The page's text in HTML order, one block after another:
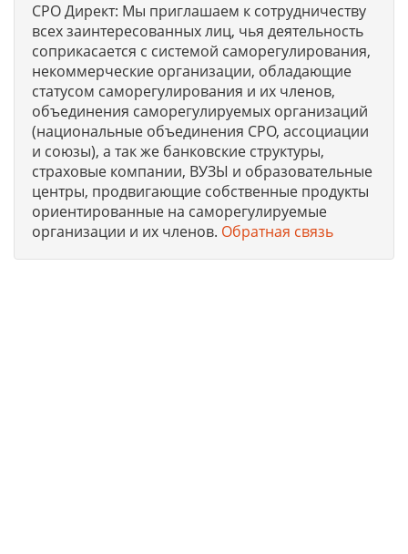
СРО Директ: Мы приглашаем к сотрудничеству
всех заинтересованных лиц, чья деятельность
соприкасается с системой саморегулирования,
некоммерческие организации, обладающие
статусом саморегулирования и их членов,
объединения саморегулируемых организаций
(национальные объединения СРО, ассоциации
и союзы), а так же банковские структуры,
страховые компании, ВУЗЫ и образовательные
центры, продвигающие собственные продукты
ориентированные на саморегулируемые
организации и их членов. Обратная связь